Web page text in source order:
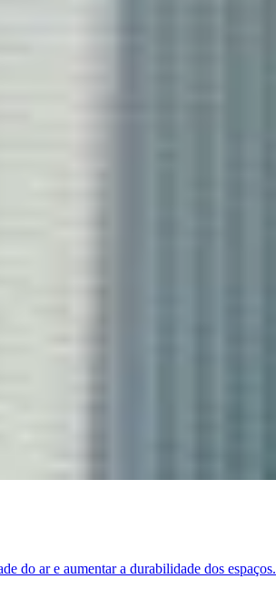
do ar e aumentar a durabilidade dos espaços.